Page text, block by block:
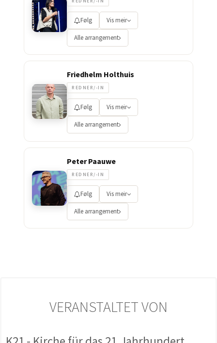
Følg Vis meir
Alle arrangement
Friedhelm Holthuis
REDNER/-IN
Følg Vis meir
Alle arrangement
Peter Paauwe
REDNER/-IN
Følg Vis meir
Alle arrangement
VERANSTALTET VON